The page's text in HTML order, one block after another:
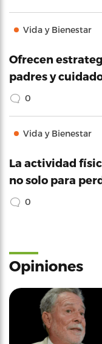
Vida y Bienestar
Ofrecen
padres y
0
Vida y Bienestar
La actividad
no solo para
0
Opiniones